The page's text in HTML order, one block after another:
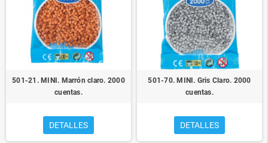
501-21. MINI. Marrón claro. 2000
cuentas.
DETALLES
501-70. MINI. Gris Claro. 2000
cuentas.
DETALLES